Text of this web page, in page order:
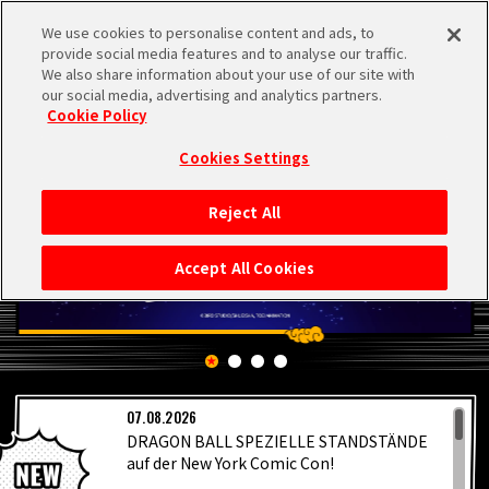
MEN
STARTSEITE
NEUES
HIGHLIGHTS
VIDEOS
07.08.2026
DRAGON BALL SPEZIELLE STANDSTÄNDE
auf der New York Comic Con!
We use cookies to personalise content and ads, to
provide social media features and to analyse our traffic.
We also share information about your use of our site with
our social media, advertising and analytics partners.
Cookie Policy
Cookies Settings
Reject All
Accept All Cookies